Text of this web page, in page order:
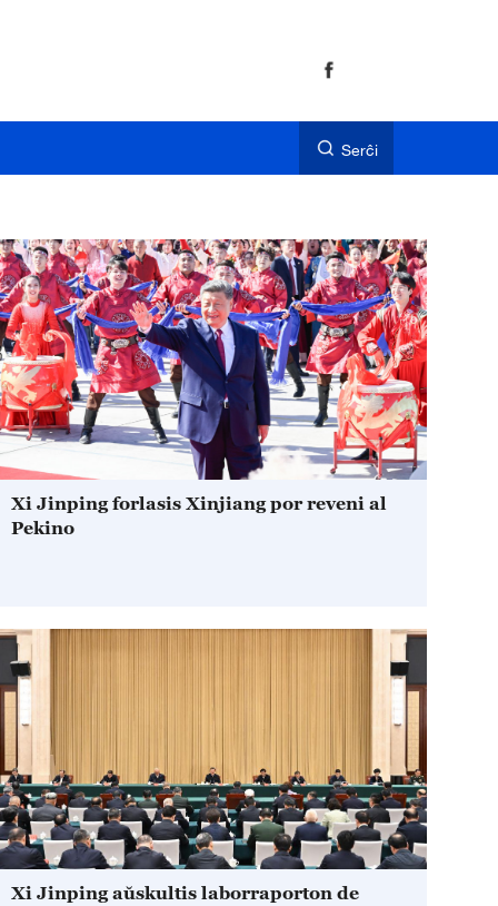
Serĉi
Xi Jinping forlasis Xinjiang por reveni al
Pekino
Xi Jinping aŭskultis laborraporton de